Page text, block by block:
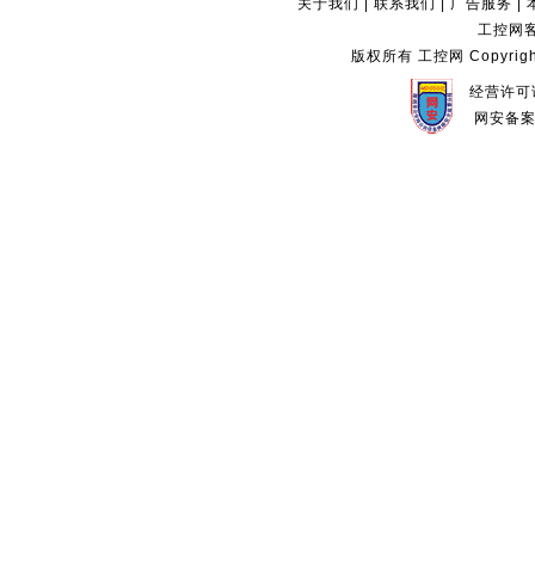
工控网
版权所有 工控网
经营许
网安备